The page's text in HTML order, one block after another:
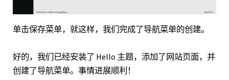
单击保存菜单，就这样，我们完成了导航菜单的创建。
好的，我们已经安装了 Hello 主题，添加了网站页面，并
创建了导航菜单。事情进展顺利！